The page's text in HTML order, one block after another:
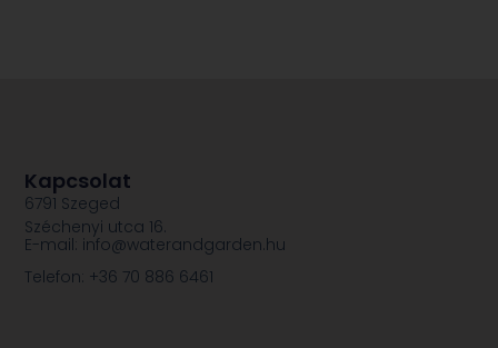
Kapcsolat
6791 Szeged
Széchenyi utca 16.
E-mail: info@waterandgarden.hu
Telefon: +36 70 886 6461